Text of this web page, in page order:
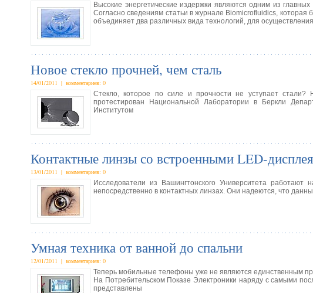
Высокие энергетические издержки являются одним из
Согласно сведениям статьи в журнале Biomicrofluidics,
объединяет два различных вида технологий, для
Новое стекло прочней, чем сталь
14/01/2011 | комментариев: 0
Стекло, которое по силе и прочности не уступает стали?
протестирован Национальной Лаборатории в Беркли
Институтом
Контактные линзы со встроенными LED-
13/01/2011 | комментариев: 0
Исследователи из Вашингтонского Университета
непосредственно в контактных линзах. Они надеются, что
Умная техника от ванной до спальни
12/01/2011 | комментариев: 0
Теперь мобильные телефоны уже не являются единственным
На Потребительском Показе Электроники наряду с самыми
представлены